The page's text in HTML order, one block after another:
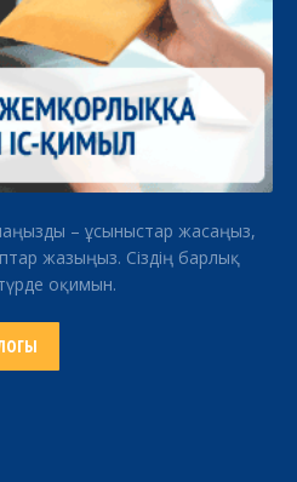
– ұсыныстар жасаңыз,
жазыңыз. Сіздің барлық
түрде оқимын.